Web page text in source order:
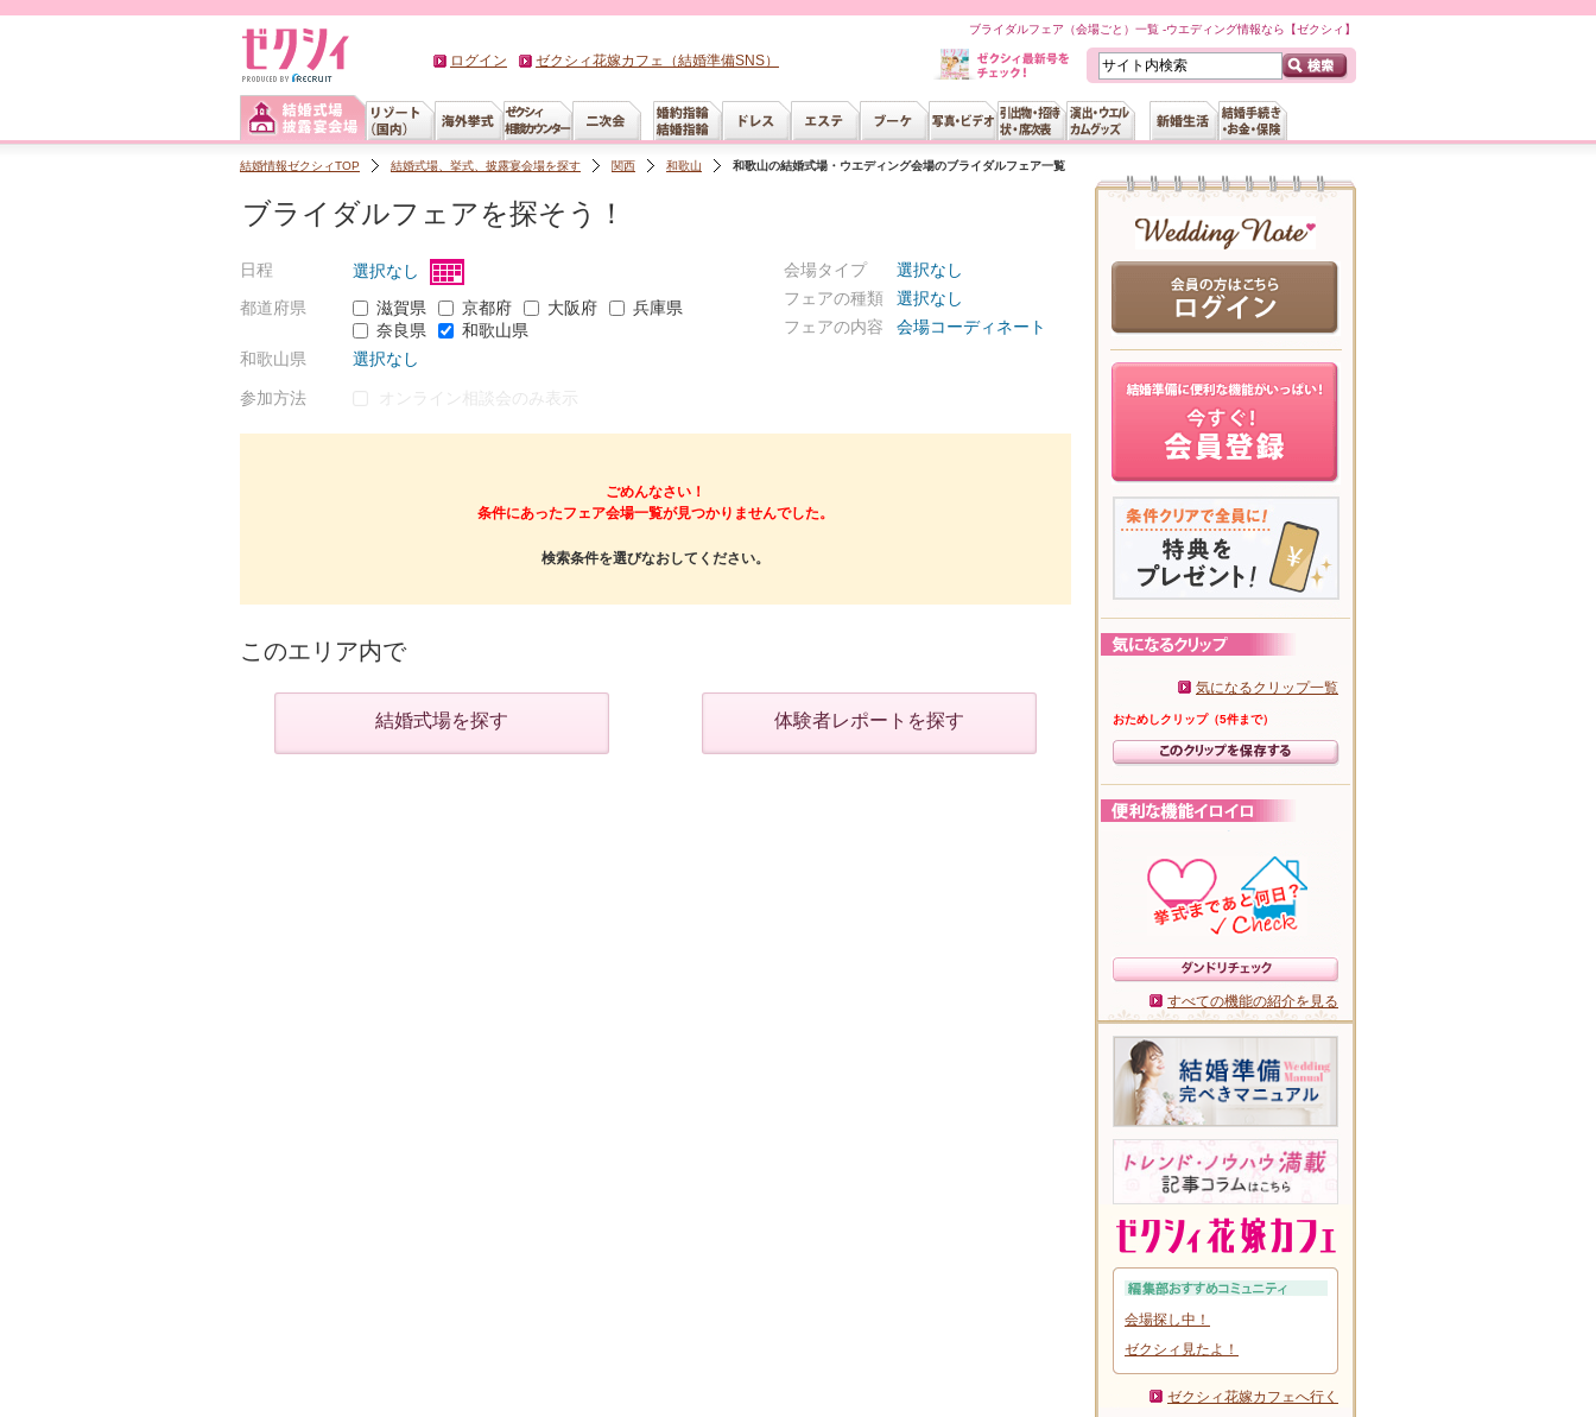
ブライダルフェア（会場ごと）一覧 -ウエディング情報なら【ゼクシィ】
ログイン ゼクシィ花嫁カフェ（結婚準備SNS）
結婚情報ゼクシィTOP 結婚式場、挙式、披露宴会場を探す 関西 和歌山 和歌山の結婚式場・ウエディング会場のブライダルフェア一覧
ブライダルフェアを探そう！
日程
選択なし
都道府県
滋賀県 京都府 大阪府
兵庫県
奈良県
和歌山県
和歌山県
選択なし
参加方法 オンライン相談会のみ表示
会場タイプ
選択なし
フェアの種類
選択なし
フェアの内容
会場コーディネート
ごめんなさい！
条件にあったフェア会場一覧が見つかりませんでした。
検索条件を選びなおしてください。
このエリア内で
結婚式場を探す 体験者レポートを探す
気になるクリップ一覧
おためしクリップ（5件まで）
すべての機能の紹介を見る
会場探し中！
ゼクシィ見たよ！
ゼクシィ花嫁カフェへ行く